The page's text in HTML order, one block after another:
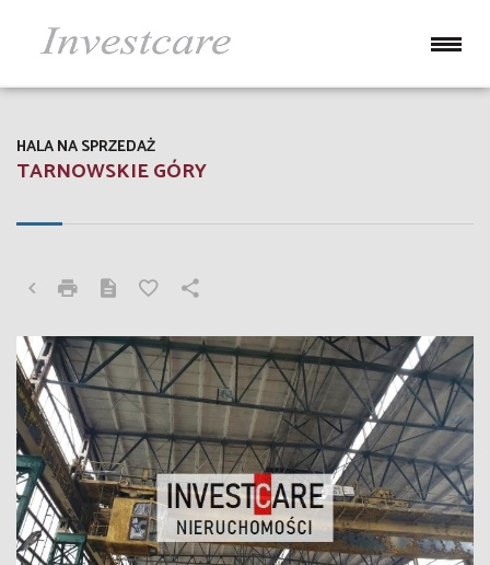
TARNOWSKIE GÓRY
HALA NA SPRZEDAŻ